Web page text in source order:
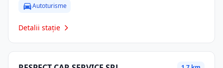
Autoturisme
Detalii stație